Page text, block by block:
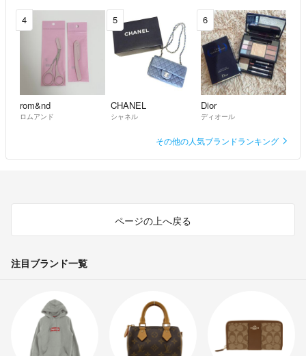
4
rom&nd
ロムアンド
5
CHANEL
シャネル
6
Dior
ディオール
その他の人気ブランドランキング
ページの上へ戻る
注目ブランド一覧